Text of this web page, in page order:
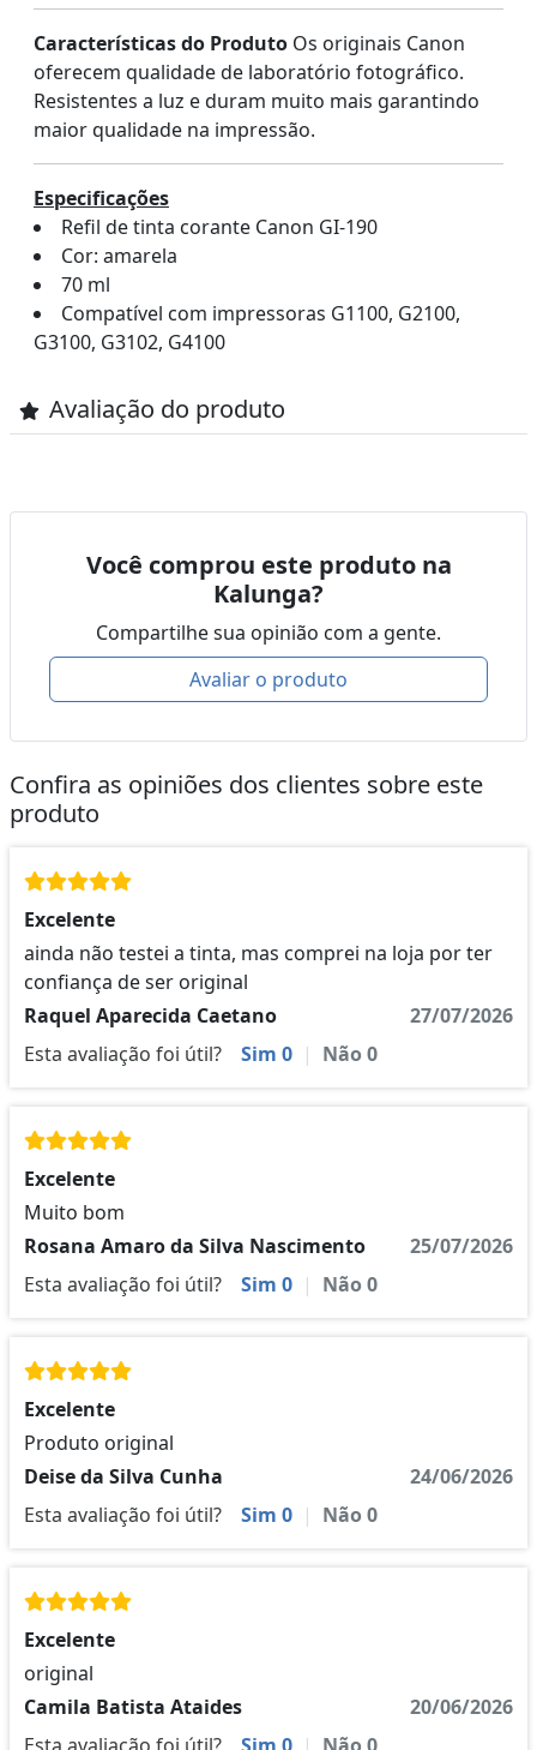
Características do Produto Os originais Canon
oferecem qualidade de laboratório fotográfico.
Resistentes a luz e duram muito mais garantindo
maior qualidade na impressão.
Especificações
Refil de tinta corante Canon GI-190
Cor: amarela
70 ml
Compatível com impressoras G1100, G2100,
G3100, G3102, G4100
Avaliação do produto
Você comprou este produto na
Kalunga?
Compartilhe sua opinião com a gente.
Avaliar o produto
Confira as opiniões dos clientes sobre este
produto
Excelente
ainda não testei a tinta, mas comprei na loja por ter
confiança de ser original
Raquel Aparecida Caetano
27/07/2026
Esta avaliação foi útil?
Sim 0 | Não0
Excelente
Muito bom
Rosana Amaro da Silva Nascimento
25/07/2026
Esta avaliação foi útil?
Sim 0 | Não0
Excelente
Produto original
Deise da Silva Cunha
24/06/2026
Esta avaliação foi útil?
Sim 0 | Não0
Excelente
original
Camila Batista Ataides
20/06/2026